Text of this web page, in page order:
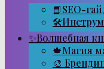
📘SEO-
✨Волшебная
🍁Магия
🎨